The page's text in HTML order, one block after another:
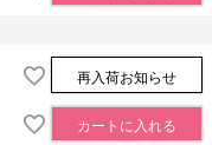
再入荷お知らせ
カートに入れる